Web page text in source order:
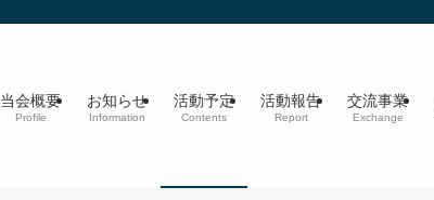
当会概要
Profile
お知らせ
Information
活動予定
Contents
活動報告
Report
交流事業
Exchange